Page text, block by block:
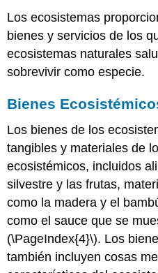
Los ecosistemas
bienes y servicios de los
ecosistemas naturales
sobrevivir como especie.
Bienes
Los bienes de los
tangibles y materiales de
ecosistémicos, incluidos
silvestre y las frutas,
como la madera y el
como el sauce que se
(\PageIndex{4}\). Los
también incluyen cosas